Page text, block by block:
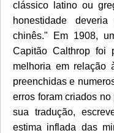
clássico latino ou
honestidade
chinês." Em 1908,
Capitão Calthrop foi
melhoria em relação
preenchidas e
erros foram criados
sua tradução,
estima inflada das